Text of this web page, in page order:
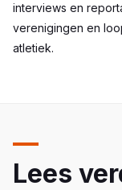
interviews en
verenigingen en
atletiek.
Lees